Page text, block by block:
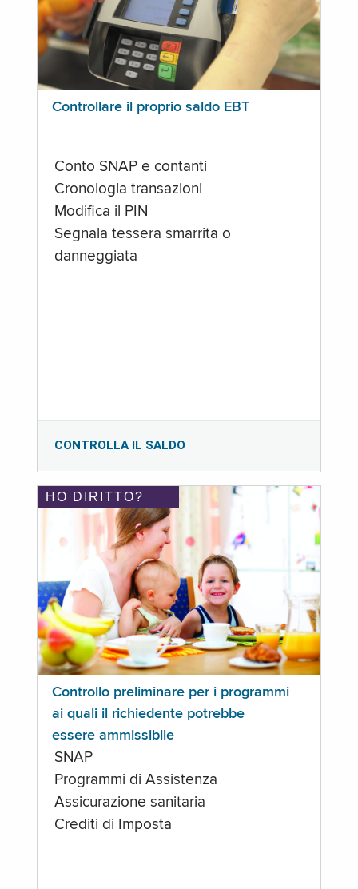
Controllare il proprio saldo EBT
Conto SNAP e contanti
Cronologia transazioni
Modifica il PIN
Segnala tessera smarrita o
danneggiata
CONTROLLA IL SALDO
HO DIRITTO?
Controllo preliminare per i programmi
ai quali il richiedente potrebbe
essere ammissibile
SNAP
Programmi di Assistenza
Assicurazione sanitaria
Crediti di Imposta